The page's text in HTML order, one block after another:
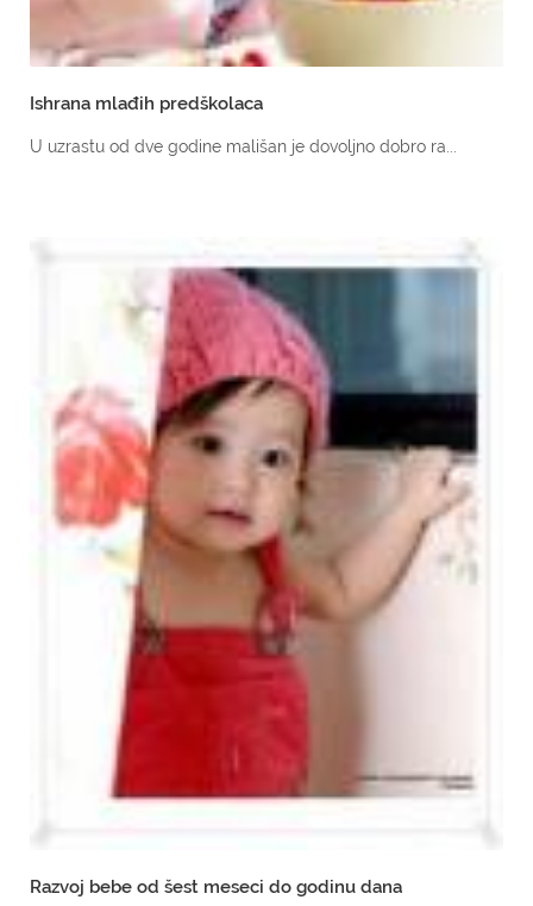
Ishrana mlađih predškol­aca
U uz­ra­stu od dve go­di­ne ma­lišan je do­vol­jno do­bro ra...
Razvoj bebe od šest meseci do godinu dana